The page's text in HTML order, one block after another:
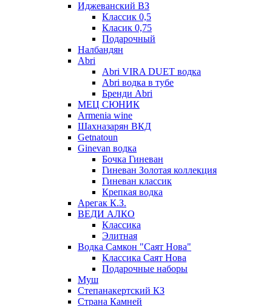
Иджеванский ВЗ
Классик 0,5
Класик 0,75
Подарочный
Налбандян
Abri
Abri VIRA DUET водка
Abri водка в тубе
Бренди Abri
МЕЦ СЮНИК
Armenia wine
Шахназарян ВКД
Getnatoun
Ginevan водка
Бочка Гиневан
Гиневан Золотая коллекция
Гиневан классик
Крепкая водка
Арегак К.З.
ВЕДИ АЛКО
Классика
Элитная
Водка Самкон "Саят Нова"
Классика Саят Нова
Подарочные наборы
Муш
Степанакертский КЗ
Страна Камней